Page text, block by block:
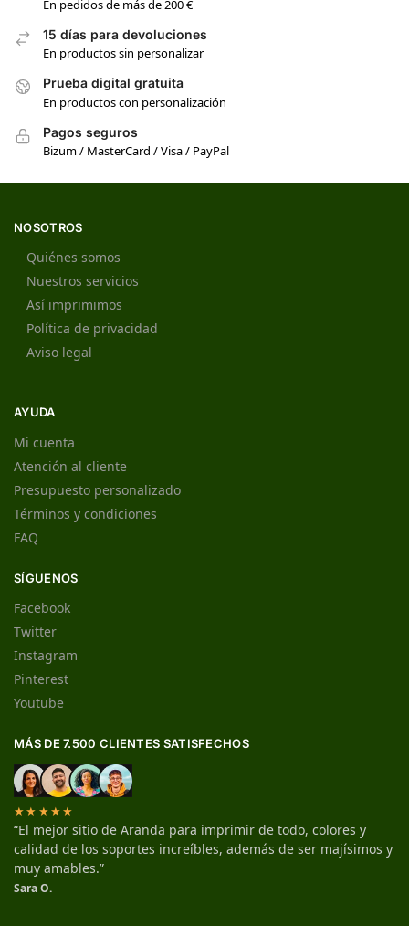
En pedidos de más de 200 €
15 días para devoluciones
En productos sin personalizar
Prueba digital gratuita
En productos con personalización
Pagos seguros
Bizum / MasterCard / Visa / PayPal
NOSOTROS
Quiénes somos
Nuestros servicios
Así imprimimos
Política de privacidad
Aviso legal
AYUDA
Mi cuenta
Atención al cliente
Presupuesto personalizado
Términos y condiciones
FAQ
SÍGUENOS
Facebook
Twitter
Instagram
Pinterest
Youtube
MÁS DE 7.500 CLIENTES SATISFECHOS
★★★★★
“El mejor sitio de Aranda para imprimir de todo, colores y
calidad de los soportes increíbles, además de ser majísimos y
muy amables.”
Sara O.